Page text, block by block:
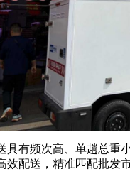
有频次高、单趟总
配送，精准匹配批发